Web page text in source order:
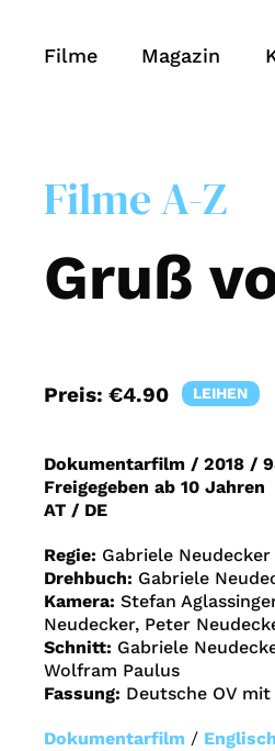
Filme Magazin
Filme A-Z
Gruß
Preis: €4.90 LEIHEN
Dokumentarfilm / 2018 /
Freigegeben ab 10 Jahren
AT / DE
Regie: Gabriele Neudecker
Drehbuch: Gabriele
Kamera: Stefan
Neudecker, Peter
Schnitt: Gabriele
Wolfram Paulus
Fassung: Deutsche OV mit
Dokumentarfilm /